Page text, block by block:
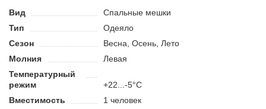
удобный капюшон с затяжками, чехол в комплекте.
может использоваться в качестве одеяла;
удобный анатомический капюшон;
компактный в сложенном виде.
Вид
Спальные мешки
Тип
Одеяло
Сезон
Весна, Осень, Лето
Молния
Левая
Температурный
режим
+22...-5°C
Вместимость
1 человек